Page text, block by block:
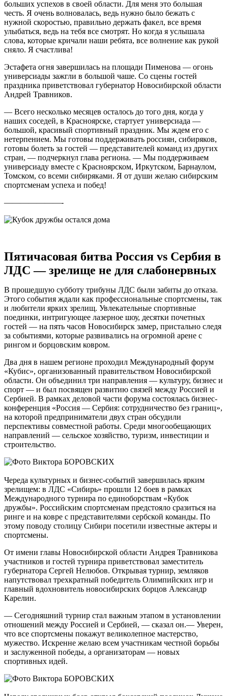
больших успехов в своей области. Для меня это большая
честь. Я очень волновалась, ведь нужно было бежать с
нужной скоростью, правильно держать факел, все время
улыбаться, ведь на тебя все смотрят. Но когда я услышала
слова, которые кричали наши ребята, все волнение как рукой
сняло. Я счастлива!
Эстафета огня завершилась на площади Пименова — огонь
универсиады зажгли в большой чаше. Со сцены гостей
праздника приветствовал губернатор Новосибирской области
Андрей Травников.
— Всего несколько месяцев осталось до того дня, когда у
наших соседей, в Красноярске, стартует универсиада —
большой, красивый спортивный праздник. Мы ждем его с
нетерпением. Мы готовы поддерживать россиян, сибиряков,
готовы болеть за гостей — представителей команд из других
стран, — подчеркнул глава региона. — Мы поддерживаем
универсиаду вместе с Красноярском, Иркутском, Барнаулом,
Томском, со всеми сибиряками. Я от души желаю сибирским
спортсменам успеха и побед!
———————-
Пятичасовая битва Россия vs Сербия в
ЛДС — зрелище не для слабонервных
В прошедшую субботу трибуны ЛДС были забиты до отказа.
Этого события ждали как профессиональные спортсмены, так
и любители ярких зрелищ. Увлекатель­ные спортивные
поединки, интригующее лазерное шоу, десятки почетных
гостей — на пять часов Новосибирск замер, пристально следя
за событиями, которые развивались на огромной арене с
рингом и борцовским ковром.
Два дня в нашем регионе проходил Международный форум
«Кубис», организованный правительством Новосибирской
области. Он объединил три направления — культуру, бизнес и
спорт — и был посвящен развитию связей между Россией и
Сербией. В рамках деловой части форума состоялась бизнес-
конференция «Россия — Сербия: сотрудничество без границ»,
на которой предприниматели двух стран обсудили
перспективы совместной работы. Среди многообещающих
направлений — сельское хозяйство, туризм, инвестиции и
строительство.
Череда культурных и бизнес-событий завершилась ярким
зрелищем: в ЛДС «Сибирь» прошли 12 боев в рамках
Международного турнира по единоборствам «Кубок
дружбы». Российским спортсменам предстояло сразиться на
ринге и на ковре с представителями сербской команды. По
этому поводу столицу Сибири посетили известные актеры и
спортсмены.
От имени главы Новосибирской области Андрея Травникова
участников и гостей турнира приветствовал заместитель
губернатора Сергей Нелюбов. Открывая турнир, земляков
напутствовал трехкратный победитель Олимпийских игр и
главный вдохновитель новосибирских борцов Александр
Карелин.
— Сегодняшний турнир стал важным этапом в установлении
отношений между Россией и Сербией, — сказал он.— Уверен,
что все спортсмены покажут великолепное мастерство,
мужество. Искренне желаю всем участникам честной борьбы
и заслуженной победы, а организаторам — новых
спортивных идей.